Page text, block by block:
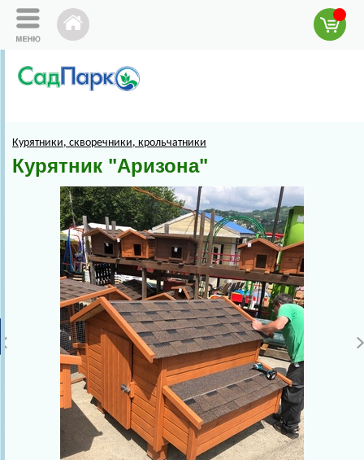
Курятники, скворечники, крольчатники
Курятник "Аризона"